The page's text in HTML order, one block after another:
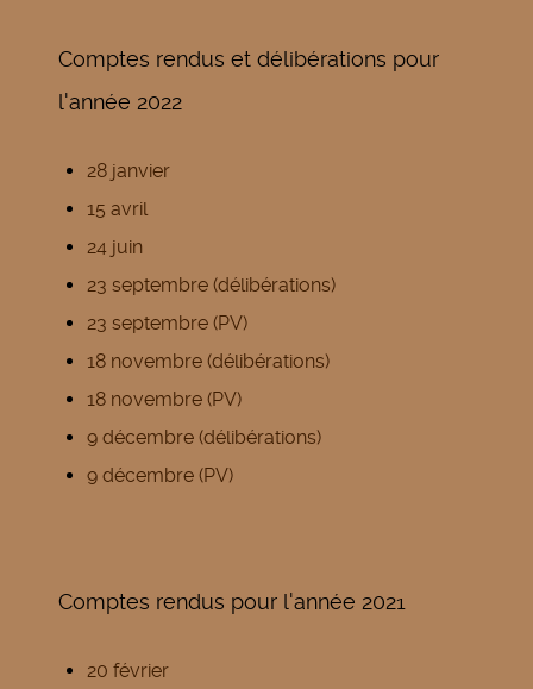
Comptes rendus et délibérations pour
l'année 2022
28 janvier
15 avril
24 juin
23 septembre (délibérations)
23 septembre (PV)
18 novembre (délibérations)
18 novembre (PV)
9 décembre (délibérations)
9 décembre (PV)
Comptes rendus pour l'année 2021
20 février